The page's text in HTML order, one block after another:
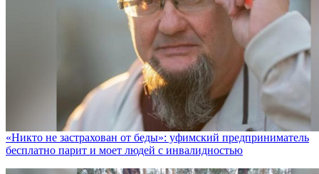
«Никто не заcтрахован от беды»: уфимский предприниматель
бесплатно парит и моет людей с инвалидностью